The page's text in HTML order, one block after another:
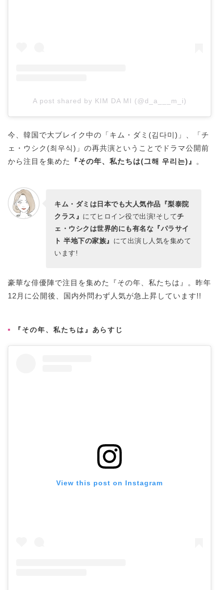
A post shared by KIM DA MI (@d_a___m_i)
今、韓国で大ブレイク中の「キム・ダミ(김다미)」、「チ
ェ・ウシク(최우식)」の再共演ということでドラマ公開前
から注目を集めた
『その年、私たちは(그해 우리는)』 。
キム・ダミは日本でも大人気作品『梨泰院
クラス』 にてヒロイン役で出演!そしてチ
ェ・ウシクは世界的にも有名な『パラサイ
ト 半地下の家族』 にて出演し人気を集めて
います!
豪華な俳優陣で注目を集めた『その年、私たちは』。昨年
12月に公開後、国内外問わず人気が急上昇しています!!
『その年、私たちは』あらすじ
View this post on Instagram